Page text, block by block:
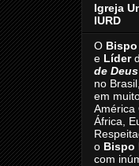
Igreja
IURD
O Bispo
e Líder
de Deus
no
em
América
África,
o Bispo
com